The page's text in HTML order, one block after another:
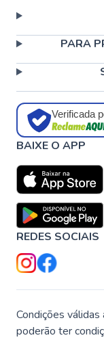
PARA
Verificada
BAIXE O APP
REDES SOCIAIS
Condições
poderão ter